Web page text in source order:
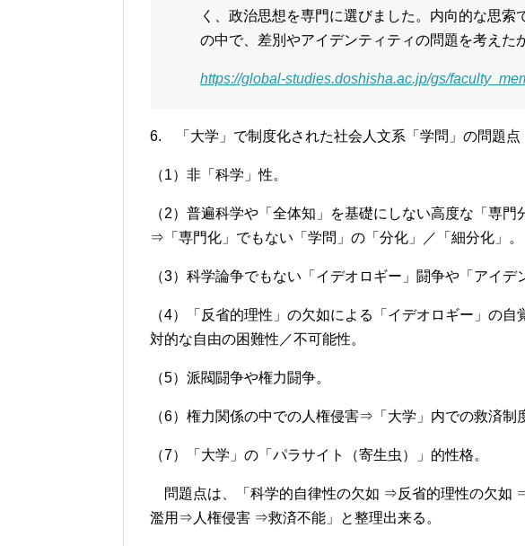
く、政治思想を専門に選びました。内向的な思索
の中で、差別やアイデンティティの問題を考えた
https://global-studies.doshisha.ac.jp/gs/
6. 「大学」で制度化された社会人文系「学問」の問題点
（1）非「科学」性。
（2）普遍科学や「全体知」を基礎にしない高度な「専
⇒「専門化」でもない「学問」の「分化」／「細分化」。
（3）科学論争でもない「イデオロギー」闘争や「アイデ
（4）「反省的理性」の欠如による「イデオロギー」の
対的な自由の困難性／不可能性。
（5）派閥闘争や権力闘争。
（6）権力関係の中での人権侵害⇒「大学」内での救済制
（7）「大学」の「パラサイト（寄生虫）」的性格。
問題点は、「科学的自律性の欠如 ⇒反省的理性の欠
濫用⇒人権侵害 ⇒救済不能」と整理出来る。